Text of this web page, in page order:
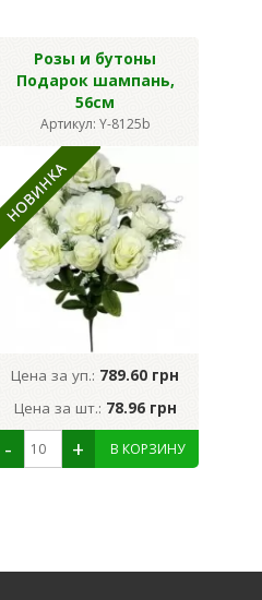
Розы и бутоны
Подарок шампань,
56см
Артикул: Y-8125b
Цена за уп.: 789.60 грн
Цена за шт.: 78.96 грн